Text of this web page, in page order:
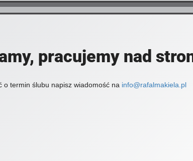
pracujemy nad
o termin ślubu napisz wiadomość na info@rafalmakiela.pl